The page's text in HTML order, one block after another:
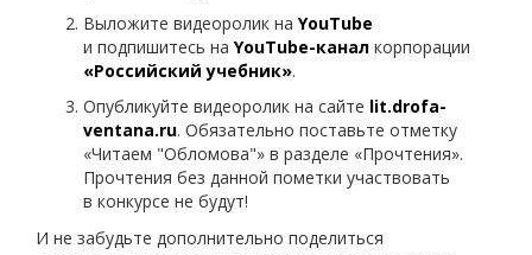
Выложите видеоролик на YouTube
и подпишитесь на YouTube-канал корпорации
«Российский учебник».
Опубликуйте видеоролик на сайте lit.drofa-
ventana.ru. Обязательно поставьте отметку
«Читаем "Обломова"» в разделе «Прочтения».
Прочтения без данной пометки участвовать
в конкурсе не будут!
И не забудьте дополнительно поделиться